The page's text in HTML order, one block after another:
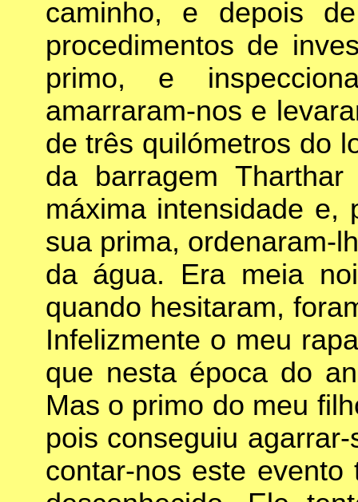
caminho, e depois
procedimentos de
primo, e
amarraram-nos e
de três quilómetros do
da barragem
máxima intensidade
sua prima, ordenaram-
da água. Era meia
quando hesitaram,
Infelizmente o meu
que nesta época do
Mas o primo do meu
pois conseguiu
contar-nos este